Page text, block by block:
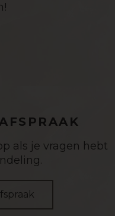
als je vragen hebt